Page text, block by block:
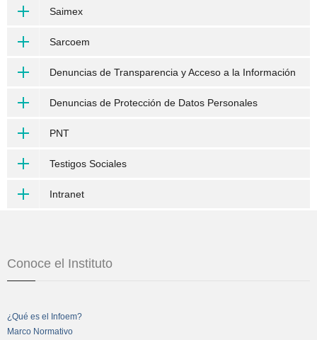
Saimex
Sarcoem
Denuncias de Transparencia y Acceso a la Información
Denuncias de Protección de Datos Personales
PNT
Testigos Sociales
Intranet
Conoce el Instituto
¿Qué es el Infoem?
Marco Normativo